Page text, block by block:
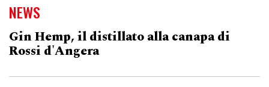
NEWS
Gin Hemp, il distillato alla canapa di
Rossi d'Angera